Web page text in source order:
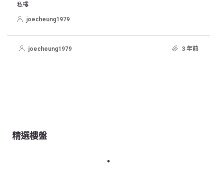
私樓
joecheung1979
joecheung1979 3 年前
精選樓盤